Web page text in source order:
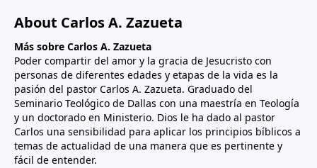
About Carlos A. Zazueta
Más sobre Carlos A. Zazueta
Poder compartir del amor y la gracia de Jesucristo con
personas de diferentes edades y etapas de la vida es la
pasión del pastor Carlos A. Zazueta. Graduado del
Seminario Teológico de Dallas con una maestría en Teología
y un doctorado en Ministerio. Dios le ha dado al pastor
Carlos una sensibilidad para aplicar los principios bíblicos a
temas de actualidad de una manera que es pertinente y
fácil de entender.